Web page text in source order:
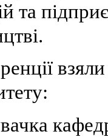
та